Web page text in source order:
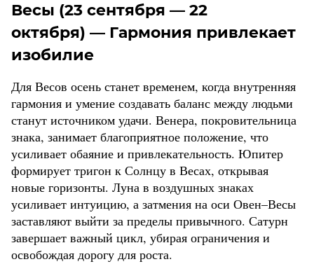
Весы (23 сентября — 22
октября) — Гармония привлекает
изобилие
Для Весов осень станет временем, когда внутренняя
гармония и умение создавать баланс между людьми
станут источником удачи. Венера, покровительница
знака, занимает благоприятное положение, что
усиливает обаяние и привлекательность. Юпитер
формирует тригон к Солнцу в Весах, открывая
новые горизонты. Луна в воздушных знаках
усиливает интуицию, а затмения на оси Овен–Весы
заставляют выйти за пределы привычного. Сатурн
завершает важный цикл, убирая ограничения и
освобождая дорогу для роста.